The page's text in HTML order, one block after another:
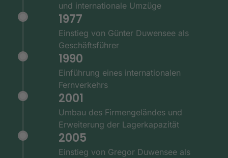
und internationale Umzüge
1977
Einstieg von Günter Duwensee als
Geschäftsführer
1990
Einführung eines internationalen
Fernverkehrs
2001
Umbau des Firmengeländes und
Erweiterung der Lagerkapazität
2005
Einstieg von Gregor Duwensee als